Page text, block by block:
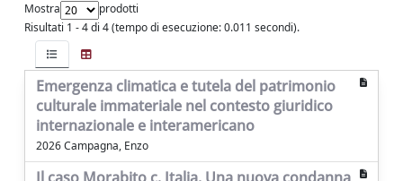
Mostra
prodotti
Risultati 1 - 4 di 4 (tempo di esecuzione: 0.011 secondi).
Emergenza climatica e tutela del patrimonio
culturale immateriale nel contesto giuridico
internazionale e interamericano
2026 Campagna, Enzo